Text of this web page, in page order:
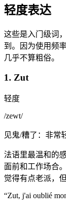
轻度表达
这些是入门级词
到。因为使用频
几乎不算粗俗。
1. Zut
轻度
/zewt/
见鬼/糟了：非常
法语里最温和的
面前和工作场合
觉得有点老派，
“Zut, j'ai oublié